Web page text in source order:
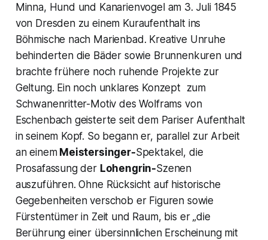
Minna, Hund und Kanarienvogel am 3. Juli 1845
von Dresden zu einem Kuraufenthalt ins
Böhmische nach Marienbad. Kreative Unruhe
behinderten die Bäder sowie Brunnenkuren und
brachte frühere noch ruhende Projekte zur
Geltung. Ein noch unklares Konzept zum
Schwanenritter-Motiv des Wolframs von
Eschenbach geisterte seit dem Pariser Aufenthalt
in seinem Kopf. So begann er, parallel zur Arbeit
an einemMeistersinger-Spektakel, die
Prosafassung der Lohengrin-Szenen
auszuführen. Ohne Rücksicht auf historische
Gegebenheiten verschob er Figuren sowie
Fürstentümer in Zeit und Raum, bis er„die
Berührung einer übersinnlichen Erscheinung mit